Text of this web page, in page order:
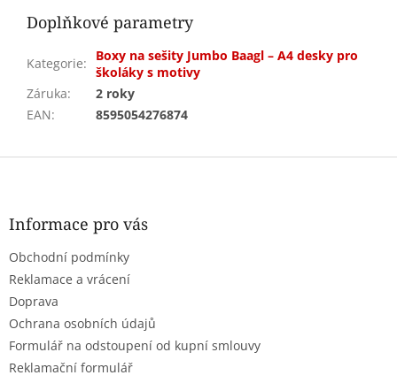
Doplňkové parametry
Kategorie:
Boxy na sešity Jumbo Baagl – A4 desky pro
školáky s motivy
Záruka:
2 roky
EAN: 8595054276874
Z
Informace pro vás
Obchodní podmínky
Reklamace a vrácení
Doprava
Ochrana osobních údajů
Formulář na odstoupení od kupní smlouvy
Reklamační formulář